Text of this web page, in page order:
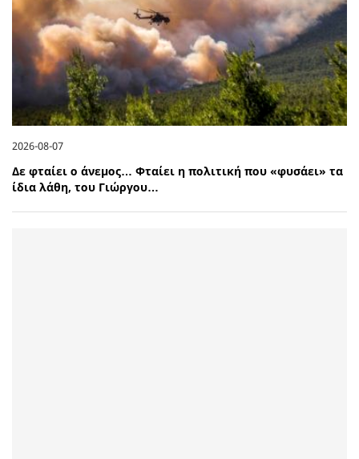
2026-08-07
Δε φταίει ο άνεμος… Φταίει η πολιτική που «φυσάει» τα
ίδια λάθη, του Γιώργου…